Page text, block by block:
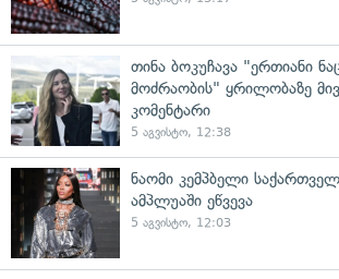
თინა ბოკუჩავა "ერთიანი
მოძრაობის" ყრილობაზე
კომენტარი
5 აგვისტო, 12:38
ნაომი კემპბელი
ამპლუაში ეწვევა
5 აგვისტო, 12:03